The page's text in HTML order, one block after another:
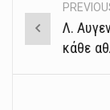
Post
Λ.
κάθε